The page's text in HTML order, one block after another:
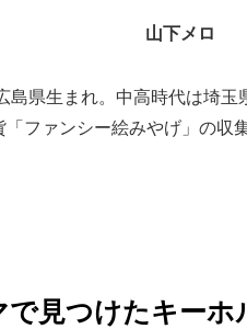
山下メロ
島県生まれ。中高時代は埼
ファンシー絵みやげ」の収
見つけたキーホ